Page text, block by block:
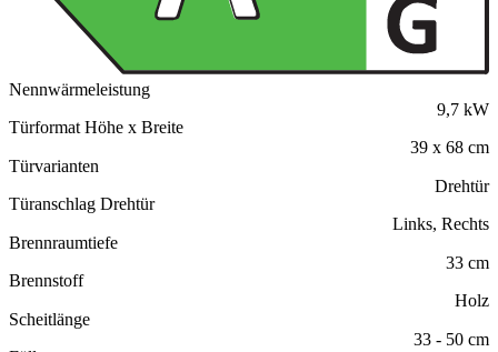
Nennwärmeleistung
9,7 kW
Türformat Höhe x Breite
39 x 68 cm
Türvarianten
Drehtür
Türanschlag Drehtür
Links, Rechts
Brennraumtiefe
33 cm
Brennstoff
Holz
Scheitlänge
33 - 50 cm